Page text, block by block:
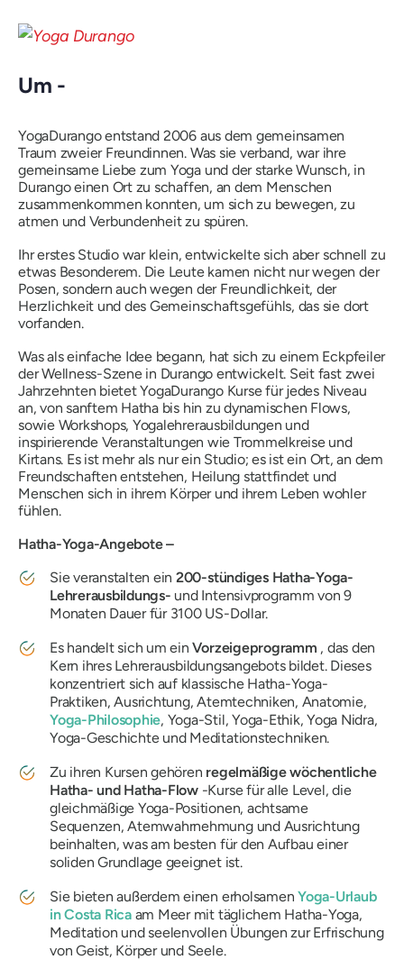
Um -
YogaDurango entstand 2006 aus dem gemeinsamen
Traum zweier Freundinnen. Was sie verband, war ihre
gemeinsame Liebe zum Yoga und der starke Wunsch, in
Durango einen Ort zu schaffen, an dem Menschen
zusammenkommen konnten, um sich zu bewegen, zu
atmen und Verbundenheit zu spüren.
Ihr erstes Studio war klein, entwickelte sich aber schnell zu
etwas Besonderem. Die Leute kamen nicht nur wegen der
Posen, sondern auch wegen der Freundlichkeit, der
Herzlichkeit und des Gemeinschaftsgefühls, das sie dort
vorfanden.
Was als einfache Idee begann, hat sich zu einem Eckpfeiler
der Wellness-Szene in Durango entwickelt. Seit fast zwei
Jahrzehnten bietet YogaDurango Kurse für jedes Niveau
an, von sanftem Hatha bis hin zu dynamischen Flows,
sowie Workshops, Yogalehrerausbildungen und
inspirierende Veranstaltungen wie Trommelkreise und
Kirtans. Es ist mehr als nur ein Studio; es ist ein Ort, an dem
Freundschaften entstehen, Heilung stattfindet und
Menschen sich in ihrem Körper und ihrem Leben wohler
fühlen.
Hatha-Yoga-Angebote –
Sie veranstalten ein 200-stündiges Hatha-Yoga-
Lehrerausbildungs- und Intensivprogramm von 9
Monaten Dauer für 3100 US-Dollar.
Es handelt sich um einVorzeigeprogramm , das den
Kern ihres Lehrerausbildungsangebots bildet. Dieses
konzentriert sich auf klassische Hatha-Yoga-
Praktiken, Ausrichtung, Atemtechniken, Anatomie,
Yoga-Philosophie, Yoga-Stil, Yoga-Ethik, Yoga Nidra,
Yoga-Geschichte und Meditationstechniken.
Zu ihren Kursen gehören regelmäßige wöchentliche
Hatha- und Hatha-Flow-Kurse für alle Level, die
gleichmäßige Yoga-Positionen, achtsame
Sequenzen, Atemwahrnehmung und Ausrichtung
beinhalten, was am besten für den Aufbau einer
soliden Grundlage geeignet ist.
Sie bieten außerdem einen erholsamenYoga-Urlaub
in Costa Rica am Meer mit täglichem Hatha-Yoga,
Meditation und seelenvollen Übungen zur Erfrischung
von Geist, Körper und Seele.